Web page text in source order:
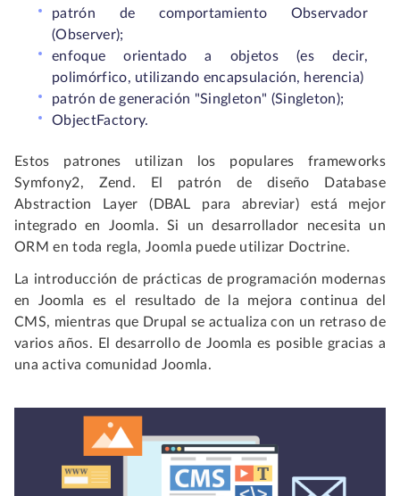
patrón de comportamiento Observador
(Observer);
enfoque orientado a objetos (es decir,
polimórfico, utilizando encapsulación, herencia)
patrón de generación "Singleton" (Singleton);
ObjectFactory.
Estos patrones utilizan los populares frameworks
Symfony2, Zend. El patrón de diseño Database
Abstraction Layer (DBAL para abreviar) está mejor
integrado en Joomla. Si un desarrollador necesita un
ORM en toda regla, Joomla puede utilizar Doctrine.
La introducción de prácticas de programación modernas
en Joomla es el resultado de la mejora continua del
CMS, mientras que Drupal se actualiza con un retraso de
varios años. El desarrollo de Joomla es posible gracias a
una activa comunidad Joomla.